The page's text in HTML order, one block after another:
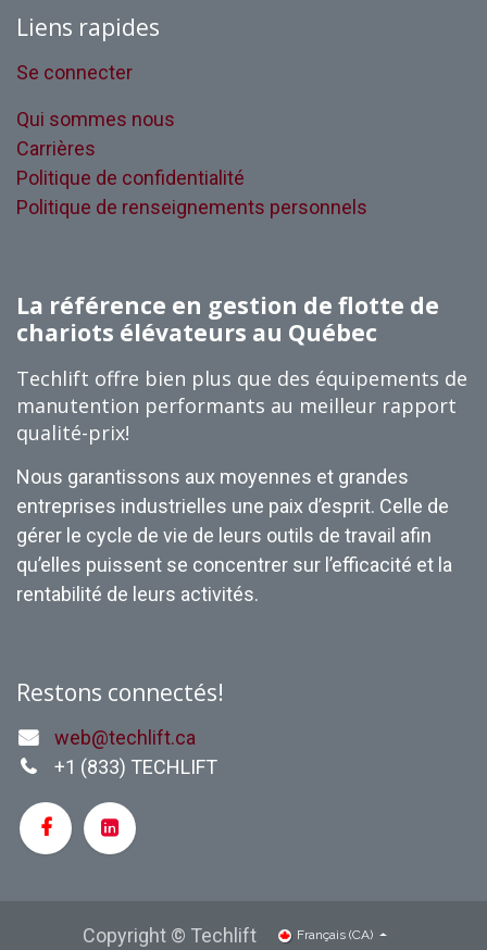
Liens rapides
Se connecter
Qui sommes nous
Carrières
Politique de confidentialité
Politique de renseignements personnels
La référence en gestion de flotte de
chariots élévateurs au Québec
Techlift offre bien plus que des équipements de
manutention performants au meilleur rapport
qualité-prix!
Nous garantissons aux moyennes et grandes
entreprises industrielles une paix d’esprit. Celle de
gérer le cycle de vie de leurs outils de travail afin
qu’elles puissent se concentrer sur l’efficacité et la
rentabilité de leurs activités.
Restons connectés!
web@techlift.ca
+1 (833) TECHLIFT
Copyright © Techlift Français (CA)